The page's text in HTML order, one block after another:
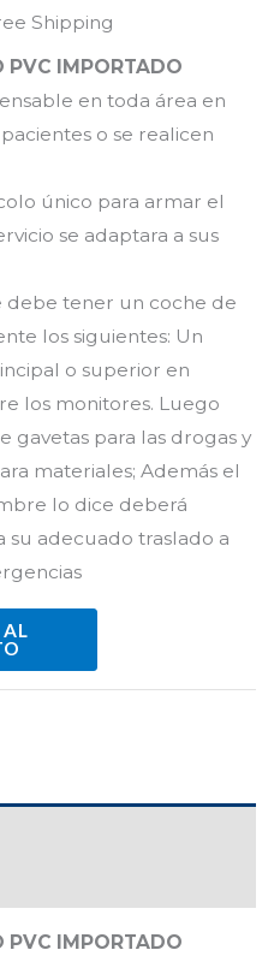
Shipping
PVC IMPORTADO
en toda área en
o se realicen
único para armar el
se adaptara a sus
debe tener un coche de
los siguientes: Un
o superior en
los monitores. Luego
gavetas para las drogas y
materiales; Además el
lo dice deberá
su adecuado traslado a
PVC IMPORTADO